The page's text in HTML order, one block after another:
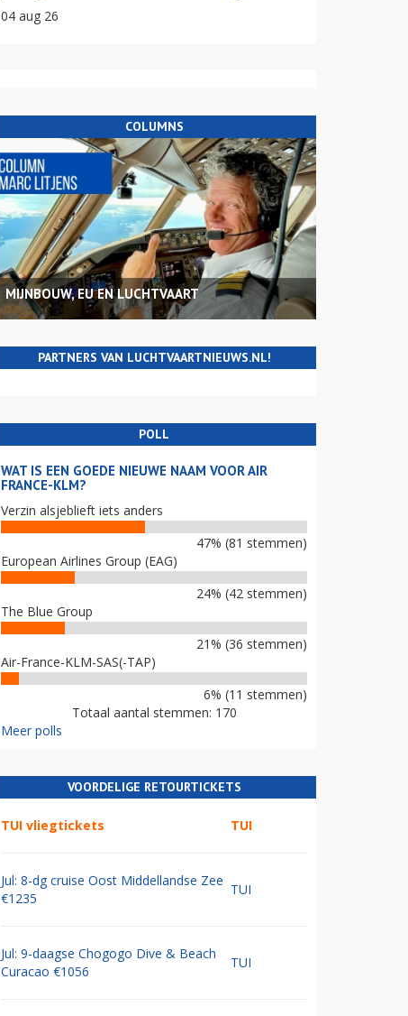
04 aug 26
COLUMNS
MIJNBOUW, EU EN LUCHTVAART
PARTNERS VAN LUCHTVAARTNIEUWS.NL!
POLL
WAT IS EEN GOEDE NIEUWE NAAM VOOR AIR
FRANCE-KLM?
Verzin alsjeblieft iets anders
47% (81 stemmen)
European Airlines Group (EAG)
24% (42 stemmen)
The Blue Group
21% (36 stemmen)
Air-France-KLM-SAS(-TAP)
6% (11 stemmen)
Totaal aantal stemmen: 170
Meer polls
VOORDELIGE RETOURTICKETS
TUI vliegtickets TUI
Jul: 8-dg cruise Oost Middellandse Zee
€1235
TUI
Jul: 9-daagse Chogogo Dive & Beach
Curacao €1056
TUI